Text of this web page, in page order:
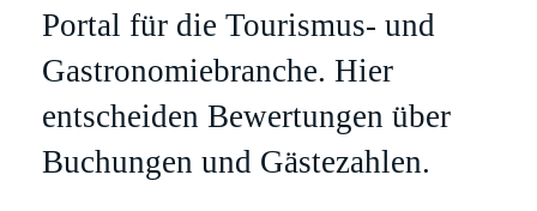
Portal für die Tourismus- und
Gastronomiebranche. Hier
entscheiden Bewertungen über
Buchungen und Gästezahlen.